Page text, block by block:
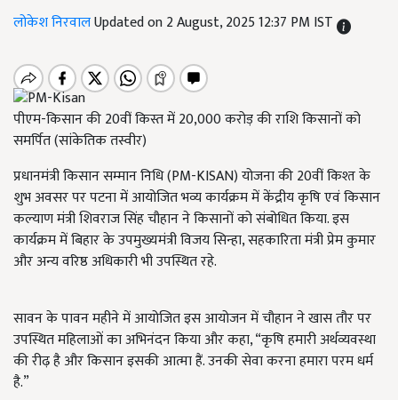
लोकेश निरवालUpdated on 2 August, 2025 12:37 PM IST
पीएम-किसान की 20वीं किस्त में 20,000 करोड़ की राशि किसानों को
समर्पित (सांकेतिक तस्वीर)
प्रधानमंत्री किसान सम्मान निधि (PM-KISAN) योजना की 20वीं किश्त के
शुभ अवसर पर पटना में आयोजित भव्य कार्यक्रम में केंद्रीय कृषि एवं किसान
कल्याण मंत्री शिवराज सिंह चौहान ने किसानों को संबोधित किया. इस
कार्यक्रम में बिहार के उपमुख्यमंत्री विजय सिन्हा, सहकारिता मंत्री प्रेम कुमार
और अन्य वरिष्ठ अधिकारी भी उपस्थित रहे.
सावन के पावन महीने में आयोजित इस आयोजन में चौहान ने खास तौर पर
उपस्थित महिलाओं का अभिनंदन किया और कहा, “कृषि हमारी अर्थव्यवस्था
की रीढ़ है और किसान इसकी आत्मा हैं. उनकी सेवा करना हमारा परम धर्म
है.”